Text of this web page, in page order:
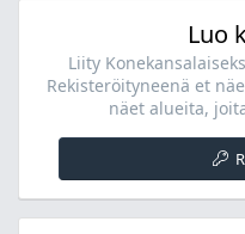
Luo
Liity
Rekisteröityneenä et
näet alueita,